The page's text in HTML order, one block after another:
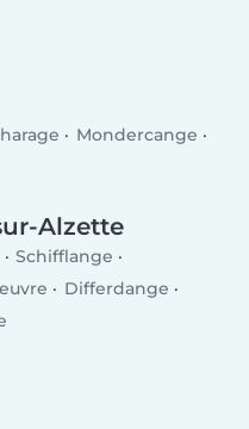
Mondercange
Alzette
Schifflange
Differdange